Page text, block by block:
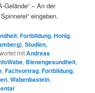
Gelände“ – An der
eingeben.
,Fortbildung,Honig,
,Studien,
mitAndreas
, Bienengesundheit,
,Fachvortrag,Fortbildung,
,Wabenbasteln,